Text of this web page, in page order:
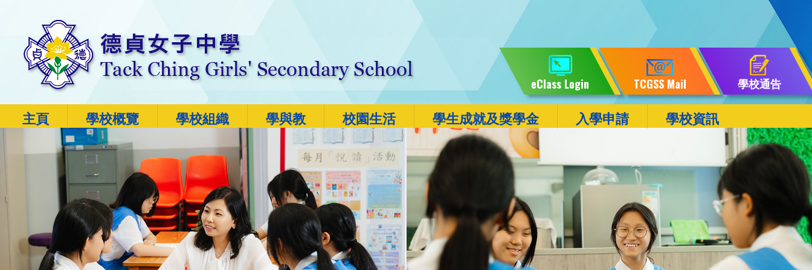
主頁 學校概覽 學校組織 學與教 校園生活 學生成就及獎學金 入學申請 學校資訊
eClass Login TCGSS Mail 學校通告